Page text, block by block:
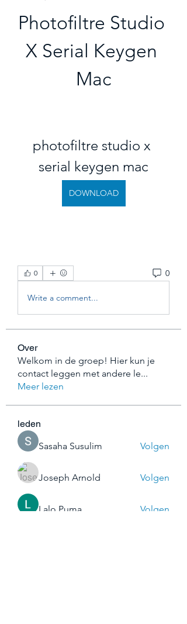
Photofiltre Studio
X Serial Keygen
Mac
photofiltre studio x
serial keygen mac
DOWNLOAD
0 0
Write a comment...
Over
Welkom in de groep! Hier kun je
contact leggen met andere le...
Meer lezen
leden
Sasaha Susulim
Volgen
Joseph Arnold Volgen
Lalo Puma Volgen